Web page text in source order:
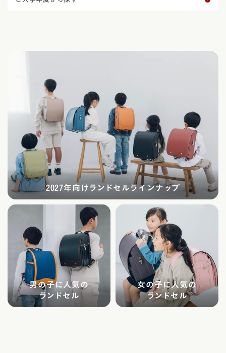
2027年向けランドセルラインナップ
男の子に人気の
ランドセル
女の子に人気の
ランドセル